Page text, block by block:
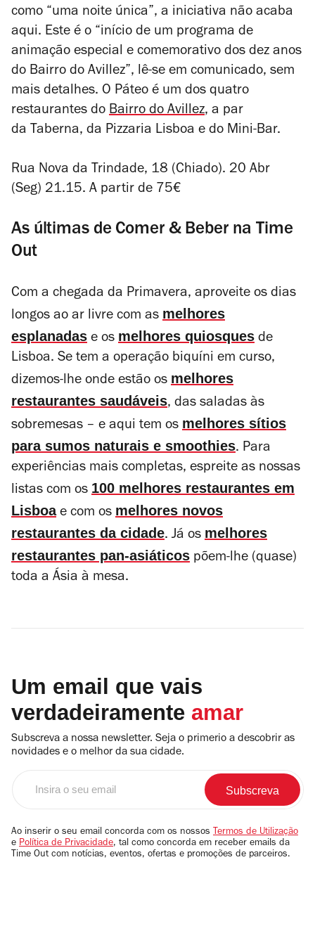
como “uma noite única”, a iniciativa não acaba
aqui. Este é o “início de um programa de
animação especial e comemorativo dos dez anos
do Bairro do Avillez”, lê-se em comunicado, sem
mais detalhes. O Páteo é um dos quatro
restaurantes do Bairro do Avillez, a par
da Taberna, da Pizzaria Lisboa e do Mini-Bar.
Rua Nova da Trindade, 18 (Chiado). 20 Abr
(Seg) 21.15. A partir de 75€
As últimas de Comer & Beber na Time
Out
Com a chegada da Primavera, aproveite os dias
longos ao ar livre com as melhores
esplanadas e os melhores quiosques de
Lisboa. Se tem a operação biquíni em curso,
dizemos-lhe onde estão os melhores
restaurantes saudáveis, das saladas às
sobremesas – e aqui tem os melhores sítios
para sumos naturais e smoothies. Para
experiências mais completas, espreite as nossas
listas com os 100 melhores restaurantes em
Lisboae com os melhores novos
restaurantes da cidade. Já os melhores
restaurantes pan-asiáticos põem-lhe (quase)
toda a Ásia à mesa.
Um email que vais
verdadeiramente amar
Subscreva a nossa newsletter. Seja o primerio a descobrir as
novidades e o melhor da sua cidade.
email
Ao inserir o seu email concorda com os nossos Termos de Utilização
e Política de Privacidade, tal como concorda em receber emails da
Time Out com notícias, eventos, ofertas e promoções de parceiros.